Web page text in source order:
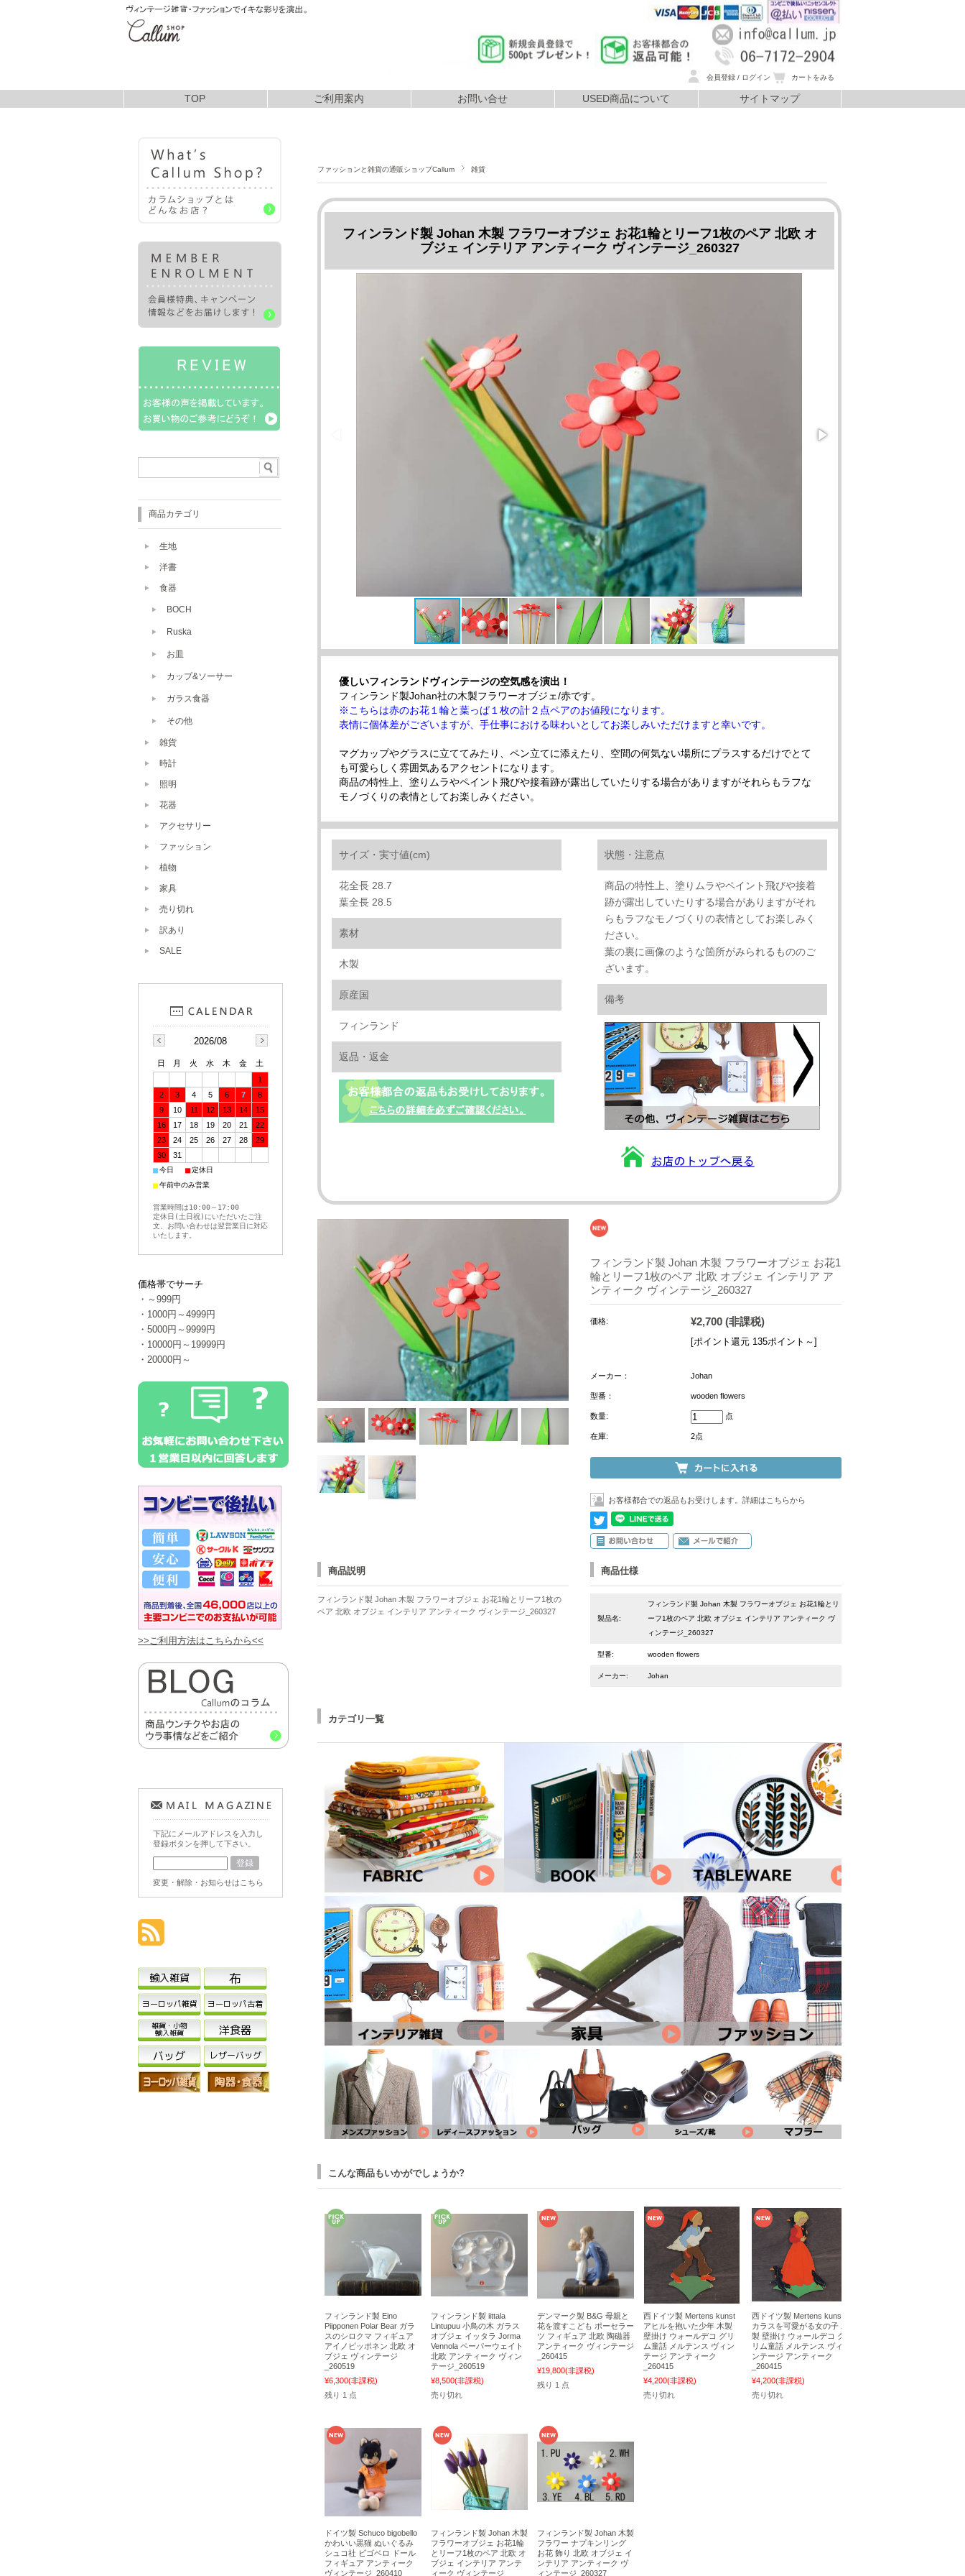
会員登録 / ログイン カートをみる
TOP ご利用案内 お問い合せ USED商品について
サイトマップ
ファッションと雑貨の通販ショップCallum 雑貨
フィンランド製 Johan 木製 フラワーオブジェ お花1輪とリーフ1枚のペア 北欧 オ
ブジェ インテリア アンティーク ヴィンテージ_260327
優しいフィンランドヴィンテージの空気感を演出！
フィンランド製Johan社の木製フラワーオブジェ/赤です。
※こちらは赤のお花１輪と葉っぱ１枚の計２点ペアのお値段になります。
表情に個体差がございますが、手仕事における味わいとしてお楽しみいただけますと幸いです。
マグカップやグラスに立ててみたり、ペン立てに添えたり、空間の何気ない場所にプラスするだけでとて
も可愛らしく雰囲気あるアクセントになります。
商品の特性上、塗りムラやペイント飛びや接着跡が露出していたりする場合がありますがそれらもラフな
モノづくりの表情としてお楽しみください。
サイズ・実寸値(cm)
花全長 28.7
葉全長 28.5
素材
木製
原産国
フィンランド
返品・返金
状態・注意点
商品の特性上、塗りムラやペイント飛びや接着
跡が露出していたりする場合がありますがそれ
らもラフなモノづくりの表情としてお楽しみく
ださい。
葉の裏に画像のような箇所がみられるもののご
ざいます。
備考
フィンランド製 Johan 木製 フラワーオブジェ お花1
輪とリーフ1枚のペア 北欧 オブジェ インテリア ア
ンティーク ヴィンテージ_260327
価格: ¥2,700 (非課税)
[ポイント還元 135ポイント～]
メーカー： Johan
型番： wooden flowers
数量: 点
在庫: 2点
お客様都合での返品もお受けします。詳細はこちらから
商品説明
フィンランド製 Johan 木製 フラワーオブジェ お花1輪とリーフ1枚の
ペア 北欧 オブジェ インテリア アンティーク ヴィンテージ_260327
商品仕様
製品名:
フィンランド製 Johan 木製 フラワーオブジェ お花1輪とリ
ーフ1枚のペア 北欧 オブジェ インテリア アンティーク ヴ
ィンテージ_260327
型番: wooden flowers
メーカー: Johan
カテゴリ一覧
こんな商品もいかがでしょうか?
フィンランド製 Eino
Piipponen Polar Bear ガラ
スのシロクマ フィギュア
アイノピッポネン 北欧 オ
ブジェ ヴィンテージ
_260519
¥6,300(非課税)
残り 1 点
フィンランド製 iittala
Lintupuu 小鳥の木 ガラス
オブジェ イッタラ Jorma
Vennola ペーパーウェイト
北欧 アンティーク ヴィン
テージ_260519
¥8,500(非課税)
売り切れ
デンマーク製 B&G 母親と
花を渡すこども ポーセラー
ツ フィギュア 北欧 陶磁器
アンティーク ヴィンテージ
_260415
¥19,800(非課税)
残り 1 点
西ドイツ製 Mertens kunst
アヒルを抱いた少年 木製
壁掛け ウォールデコ グリ
ム童話 メルテンス ヴィン
テージ アンティーク
_260415
¥4,200(非課税)
売り切れ
西ドイツ製 Mertens kunst
カラスを可愛がる女の子 木
製 壁掛け ウォールデコ グ
リム童話 メルテンス ヴィ
ンテージ アンティーク
_260415
¥4,200(非課税)
売り切れ
ドイツ製 Schuco bigobello
かわいい黒猫 ぬいぐるみ
シュコ社 ビゴベロ ドール
フィギュア アンティーク
ヴィンテージ_260410
フィンランド製 Johan 木製
フラワーオブジェ お花1輪
とリーフ1枚のペア 北欧 オ
ブジェ インテリア アンテ
ィーク ヴィンテージ
フィンランド製 Johan 木製
フラワー ナプキンリング
お花 飾り 北欧 オブジェ イ
ンテリア アンティーク ヴ
ィンテージ_260327
商品カテゴリ
生地
洋書
食器
BOCH
Ruska
お皿
カップ&ソーサー
ガラス食器
その他
雑貨
時計
照明
花器
アクセサリー
ファッション
植物
家具
売り切れ
訳あり
SALE
2026/08
日 月 火 水 木 金
土
1
2
3 4 5 6 7
8
9
10 11 12 13 14
15
16
17 18 19 20 21
22
23
24 25 26 27 28
29
30
31
■今日 ■定休日
■午前中のみ営業
営業時間は10:00～17:00
定休日(土日祝)にいただいたご注
文、お問い合わせは翌営業日に対応
いたします。
価格帯でサーチ
・～999円
・1000円～4999円
・5000円～9999円
・10000円～19999円
・20000円～
>>ご利用方法はこちらから<<
下記にメールアドレスを入力し
登録ボタンを押して下さい。
変更・解除・お知らせはこちら